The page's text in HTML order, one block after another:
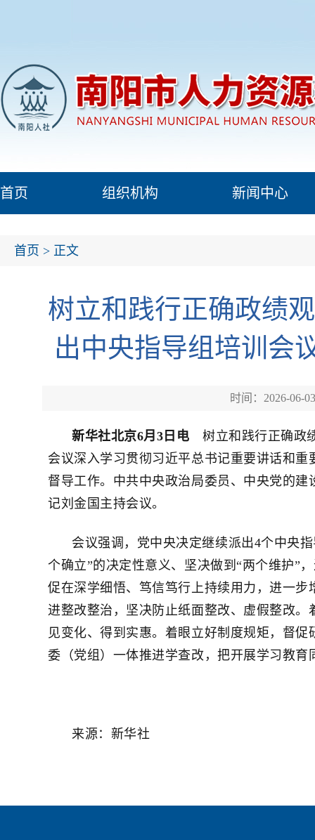
首页 组织机构 新闻中心
首页 > 正文
树立和践行正确政绩
出中央指导组培训会
时间：2026-06-03
新华社北京6月3日电 树立和践行正确政
会议深入学习贯彻习近平总书记重要讲话和
督导工作。中共中央政治局委员、中央党的
记刘金国主持会议。
会议强调，党中央决定继续派出4个中央
个确立”的决定性意义、坚决做到“两个维护”
促在深学细悟、笃信笃行上持续用力，进一
进整改整治，坚决防止纸面整改、虚假整改
见变化、得到实惠。着眼立好制度规矩，督
委（党组）一体推进学查改，把开展学习教
来源：新华社